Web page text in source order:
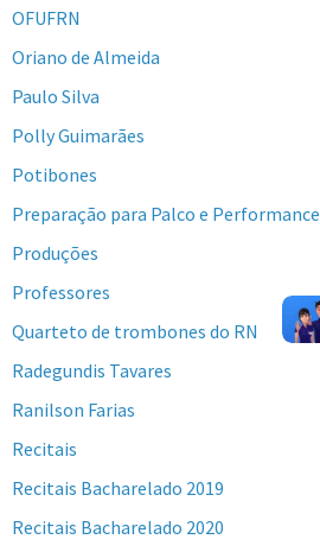
OFUFRN
Oriano de Almeida
Paulo Silva
Polly Guimarães
Potibones
Preparação para Palco e Performance
Produções
Professores
Quarteto de trombones do RN
Radegundis Tavares
Ranilson Farias
Recitais
Recitais Bacharelado 2019
Recitais Bacharelado 2020